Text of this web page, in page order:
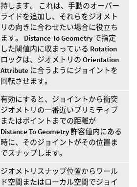
持します。 これは、手動のオーバー
ライドを追加し、それらをジオメト
リの向きに合わせたい場合に役立ち
ます。 Distance To Geometry で指定
した閾値内に収まっている Rotation
ロックは、ジオメトリの Orientation
Attribute に合うようにジョイントを
回転させます。
有効にすると、ジョイントから衝突
ジオメトリの一番近いプリミティブ
またはポイントまでの距離が
Distance To Geometry許容値内にある
時に、そのジョイントがその位置ま
でスナップします。
ジオメトリスナップ位置からワール
ド空間またはローカル空間でジョイ